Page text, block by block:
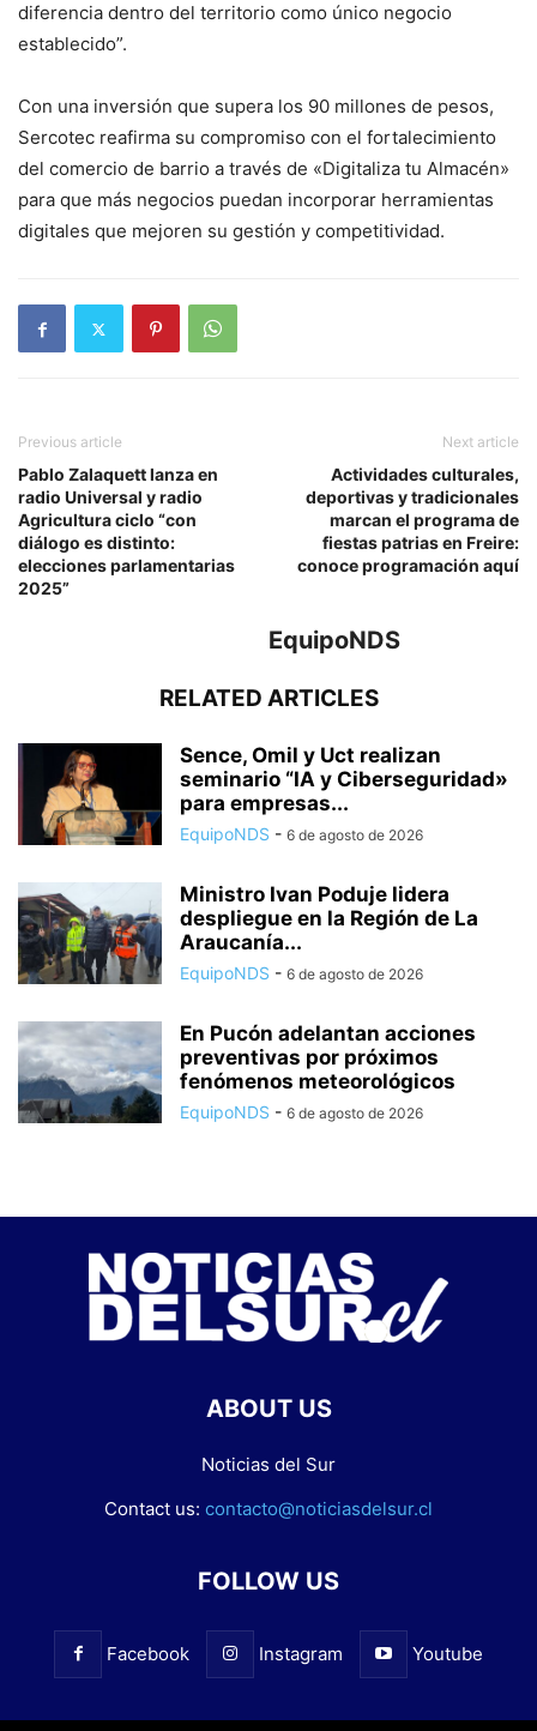
diferencia dentro del territorio como único negocio
establecido”.
Con una inversión que supera los 90 millones de pesos,
Sercotec reafirma su compromiso con el fortalecimiento
del comercio de barrio a través de «Digitaliza tu Almacén»
para que más negocios puedan incorporar herramientas
digitales que mejoren su gestión y competitividad.
Previous article
Pablo Zalaquett lanza en
radio Universal y radio
Agricultura ciclo “con
diálogo es distinto:
elecciones parlamentarias
2025”
Next article
Actividades culturales,
deportivas y tradicionales
marcan el programa de
fiestas patrias en Freire:
conoce programación aquí
EquipoNDS
RELATED ARTICLES
Sence, Omil y Uct realizan
seminario “IA y Ciberseguridad»
para empresas...
EquipoNDS - 6 de agosto de 2026
Ministro Ivan Poduje lidera
despliegue en la Región de La
Araucanía...
EquipoNDS - 6 de agosto de 2026
En Pucón adelantan acciones
preventivas por próximos
fenómenos meteorológicos
EquipoNDS - 6 de agosto de 2026
ABOUT US
Noticias del Sur
Contact us: contacto@noticiasdelsur.cl
FOLLOW US
Facebook Instagram Youtube